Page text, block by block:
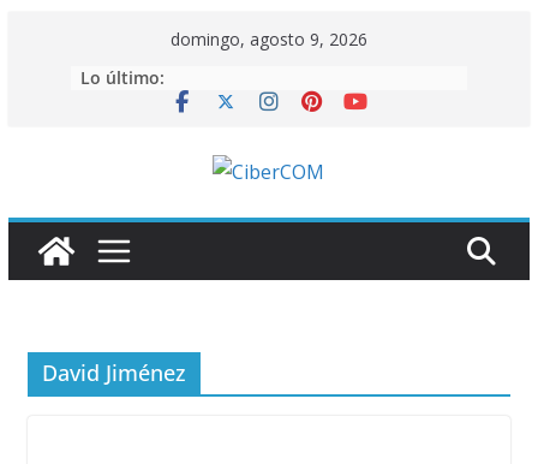
domingo, agosto 9, 2026
Lo último:
David Jiménez